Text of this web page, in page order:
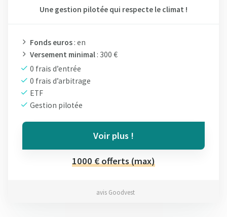
Une gestion pilotée qui respecte le climat !
Fonds euros : en
Versement minimal : 300 €
0 frais d’entrée
0 frais d’arbitrage
ETF
Gestion pilotée
Voir plus !
1000 € offerts (max)
avis Goodvest